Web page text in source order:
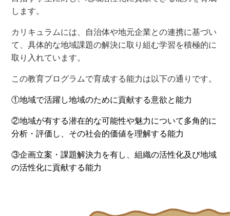
します。
カリキュラムには、自治体や地元企業との連携に基づい
て、具体的な地域課題の解決に取り組む学習を積極的に
取り入れています。
この教育プログラムで育成する能力は以下の通りです。
①地域で活躍し地域のために貢献する意欲と能力
②地域が有する潜在的な可能性や魅力について多角的に
分析・評価し、その社会的価値を理解する能力
③企画立案・課題解決力を有し、組織の活性化及び地域
の活性化に貢献する能力